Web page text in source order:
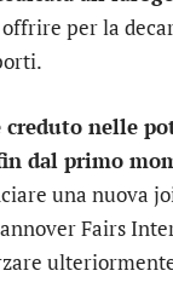
per la
creduto nelle
dal primo
una nuova
Fairs